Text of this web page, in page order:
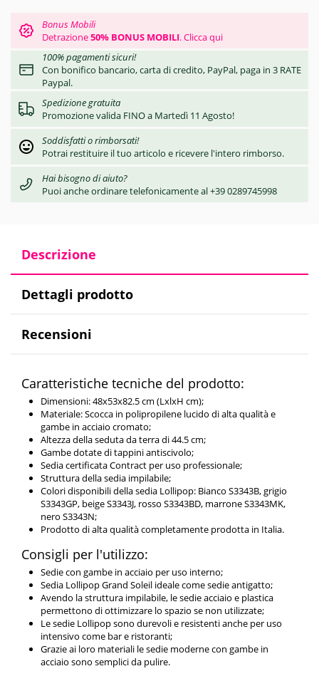
Bonus Mobili
Detrazione50% BONUS MOBILI.Clicca qui
100% pagamenti sicuri!
Con bonifico bancario, carta di credito, PayPal, paga in 3 RATE
Paypal.
Spedizione gratuita
Promozione valida FINO a Martedì 11 Agosto!
Soddisfatti o rimborsati!
Potrai restituire il tuo articolo e ricevere l'intero rimborso.
Hai bisogno di aiuto?
Puoi anche ordinare telefonicamente al +39 0289745998
Descrizione
Dettagli prodotto
Recensioni
Caratteristiche tecniche del prodotto:
Dimensioni: 48x53x82.5 cm (LxlxH cm);
Materiale: Scocca in polipropilene lucido di alta qualità e
gambe in acciaio cromato;
Altezza della seduta da terra di 44.5 cm;
Gambe dotate di tappini antiscivolo;
Sedia certificata Contract per uso professionale;
Struttura della sedia impilabile;
Colori disponibili della sedia Lollipop: Bianco S3343B, grigio
S3343GP, beige S3343J, rosso S3343BD, marrone S3343MK,
nero S3343N;
Prodotto di alta qualità completamente prodotta in Italia.
Consigli per l'utilizzo:
Sedie con gambe in acciaio per uso interno;
Sedia Lollipop Grand Soleil ideale come sedie antigatto;
Avendo la struttura impilabile, le sedie acciaio e plastica
permettono di ottimizzare lo spazio se non utilizzate;
Le sedie Lollipop sono durevoli e resistenti anche per uso
intensivo come bar e ristoranti;
Grazie ai loro materiali le sedie moderne con gambe in
acciaio sono semplici da pulire.